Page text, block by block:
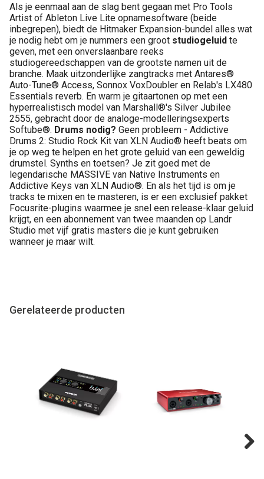
Als je eenmaal aan de slag bent gegaan met Pro Tools
Artist of Ableton Live Lite opnamesoftware (beide
inbegrepen), biedt de Hitmaker Expansion-bundel alles wat
je nodig hebt om je nummers een groot studiogeluid te
geven, met een onverslaanbare reeks
studiogereedschappen van de grootste namen uit de
branche. Maak uitzonderlijke zangtracks met Antares®
Auto-Tune® Access, Sonnox VoxDoubler en Relab's LX480
Essentials reverb. En warm je gitaartonen op met een
hyperrealistisch model van Marshall®'s Silver Jubilee
2555, gebracht door de analoge-modelleringsexperts
Softube®. Drums nodig? Geen probleem - Addictive
Drums 2: Studio Rock Kit van XLN Audio® heeft beats om
je op weg te helpen en het grote geluid van een geweldig
drumstel. Synths en toetsen? Je zit goed met de
legendarische MASSIVE van Native Instruments en
Addictive Keys van XLN Audio®. En als het tijd is om je
tracks te mixen en te masteren, is er een exclusief pakket
Focusrite-plugins waarmee je snel een release-klaar geluid
krijgt, en een abonnement van twee maanden op Landr
Studio met vijf gratis masters die je kunt gebruiken
wanneer je maar wilt.
Gerelateerde producten